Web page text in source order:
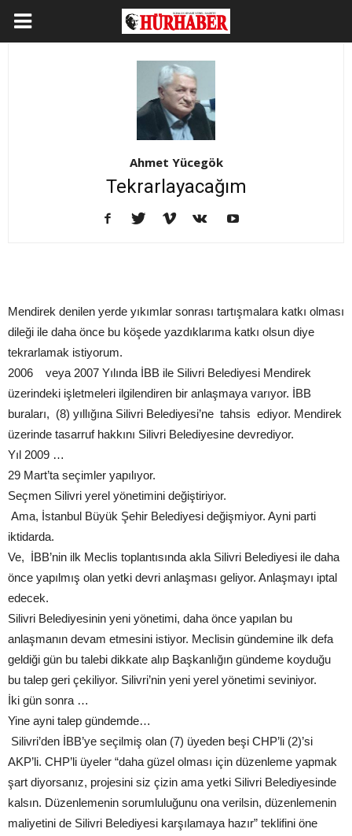
Ahmet Yücegök
Tekrarlayacağım
Mendirek denilen yerde yıkımlar sonrası tartışmalara katkı olması
dileği ile daha önce bu köşede yazdıklarıma katkı olsun diye
tekrarlamak istiyorum.
2006 veya 2007 Yılında İBB ile Silivri Belediyesi Mendirek
üzerindeki işletmeleri ilgilendiren bir anlaşmaya varıyor. İBB
buraları, (8) yıllığına Silivri Belediyesi’ne tahsis ediyor. Mendirek
üzerinde tasarruf hakkını Silivri Belediyesine devrediyor.
Yıl 2009 …
29 Mart’ta seçimler yapılıyor.
Seçmen Silivri yerel yönetimini değiştiriyor.
Ama, İstanbul Büyük Şehir Belediyesi değişmiyor. Ayni parti
iktidarda.
Ve, İBB’nin ilk Meclis toplantısında akla Silivri Belediyesi ile daha
önce yapılmış olan yetki devri anlaşması geliyor. Anlaşmayı iptal
edecek.
Silivri Belediyesinin yeni yönetimi, daha önce yapılan bu
anlaşmanın devam etmesini istiyor. Meclisin gündemine ilk defa
geldiği gün bu talebi dikkate alıp Başkanlığın gündeme koyduğu
bu talep geri çekiliyor. Silivri’nin yeni yerel yönetimi seviniyor.
İki gün sonra …
Yine ayni talep gündemde…
Silivri’den İBB’ye seçilmiş olan (7) üyeden beşi CHP’li (2)’si
AKP’li. CHP’li üyeler “daha güzel olması için düzenleme yapmak
şart diyorsanız, projesini siz çizin ama yetki Silivri Belediyesinde
kalsın. Düzenlemenin sorumluluğunu ona verilsin, düzenlemenin
maliyetini de Silivri Belediyesi karşılamaya hazır” teklifini öne